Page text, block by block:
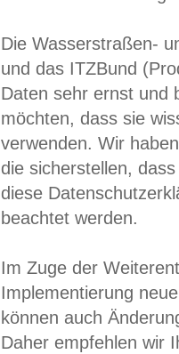
Die Wasserstraßen-
und das ITZBund
Daten sehr ernst und
möchten, dass sie
verwenden. Wir
die sicherstellen,
diese
beachtet werden.
Im Zuge der
Implementierung
können auch
Daher empfehlen wir